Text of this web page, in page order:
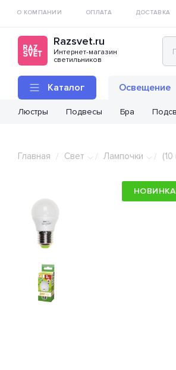
О КОМПАНИИ ОПЛАТА ДОСТАВКА
Razsvet.ru
Интернет-магазин
светильников
Каталог Освещение
Люстры Подвесы Бра
Главная / Свет / Лампочки /
НОВИНКА